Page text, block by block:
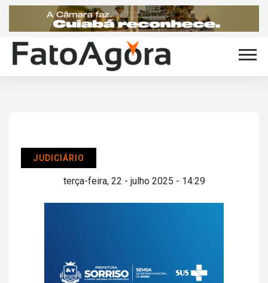
JUDICIÁRIO
terça-feira, 22 - julho 2025 - 14:29